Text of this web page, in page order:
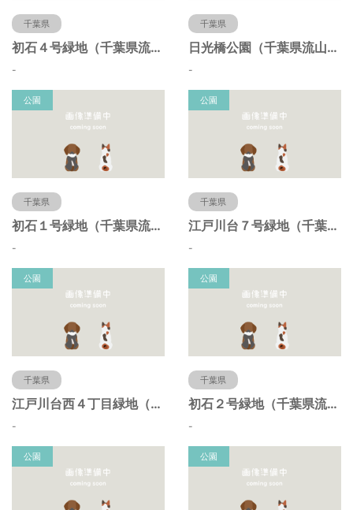
千葉県
初石４号緑地（千葉県流山市）
-
千葉県
日光橋公園（千葉県流山市）
-
公園
千葉県
初石１号緑地（千葉県流山市）
-
公園
千葉県
江戸川台７号緑地（千葉県流山市）
-
公園
千葉県
江戸川台西４丁目緑地（千葉県流山市）
-
公園
千葉県
初石２号緑地（千葉県流山市）
-
公園 公園